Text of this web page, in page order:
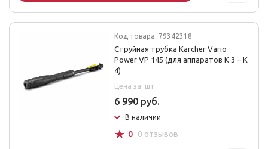
Код товара: 79342318
Струйная трубка Karcher Vario
Power VP 145 (для аппаратов K 3 – K
4)
Цена за: шт
6 990 руб.
В наличии
☆ 0 0 отзывов